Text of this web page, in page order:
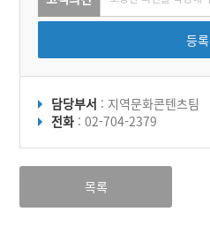
등록
담당부서 : 지역문화콘텐츠팀
전화 : 02-704-2379
목록